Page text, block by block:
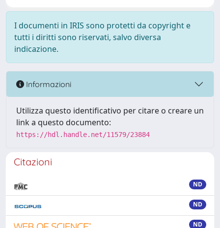
I documenti in IRIS sono protetti da copyright e
tutti i diritti sono riservati, salvo diversa
indicazione.
Informazioni
Utilizza questo identificativo per citare o creare un
link a questo documento:
https://hdl.handle.net/11579/23884
Citazioni
ND
ND
ND